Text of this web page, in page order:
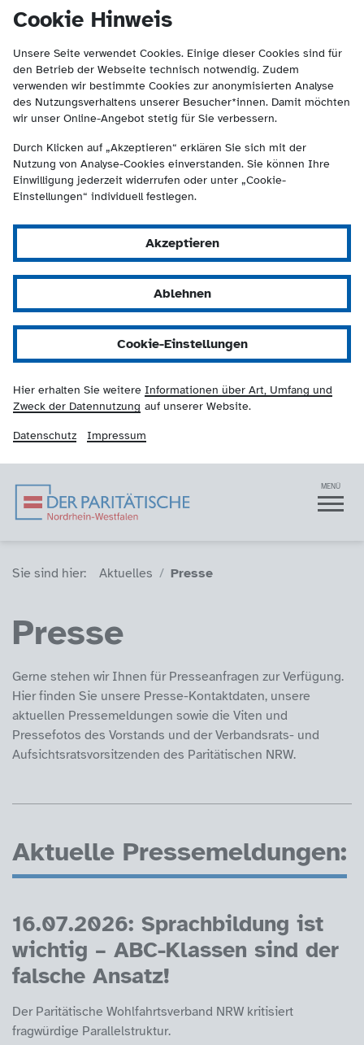
Cookie Hinweis
Unsere Seite verwendet Cookies. Einige dieser Cookies sind für
den Betrieb der Webseite technisch notwendig. Zudem
verwenden wir bestimmte Cookies zur anonymisierten Analyse
des Nutzungsverhaltens unserer Besucher*innen. Damit möchten
wir unser Online-Angebot stetig für Sie verbessern.
Durch Klicken auf „Akzeptieren“ erklären Sie sich mit der
Nutzung von Analyse-Cookies einverstanden. Sie können Ihre
Einwilligung jederzeit widerrufen oder unter „Cookie-
Einstellungen“ individuell festlegen.
Akzeptieren
Ablehnen
Cookie-Einstellungen
Hier erhalten Sie weitere Informationen über Art, Umfang und
Zweck der Datennutzung auf unserer Website.
Datenschutz Impressum
Der Paritätische NRW
springen
(Kontakt und Suche) springen.
Navigation MENÜ
Sie sind hier (Breadcrumb)
Sie sind hier: Aktuelles Presse
Presse
Gerne stehen wir Ihnen für Presseanfragen zur Verfügung.
Hier finden Sie unsere Presse-Kontaktdaten, unsere
aktuellen Pressemeldungen sowie die Viten und
Pressefotos des Vorstands und der Verbandsrats- und
Aufsichtsratsvorsitzenden des Paritätischen NRW.
Aktuelle Pressemeldungen:
16.07.2026: Sprachbildung ist
wichtig – ABC-Klassen sind der
falsche Ansatz!
Der Paritätische Wohlfahrtsverband NRW kritisiert
fragwürdige Parallelstruktur.